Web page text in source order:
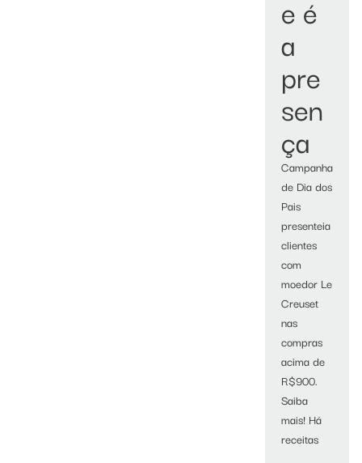
e é
a
pre
sen
ça
Campanha
de Dia dos
Pais
presenteia
clientes
com
moedor Le
Creuset
nas
compras
acima de
R$900.
Saiba
mais! Há
receitas